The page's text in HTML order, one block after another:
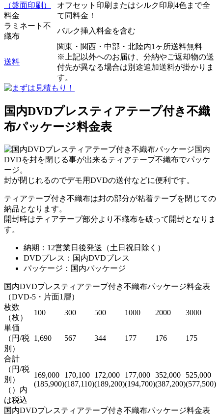
（盤面印刷）
料金
オフセット印刷またはシルク印刷4色まで全
て同料金！
ラミネート不
織布
バルク挿入料金を含む
送料
関東・関西・中部・北陸内1ヶ所送料無料
※上記以外へのお届け、分納やご返却物の送
付先が異なる場合は別途追加送料が掛かりま
す。
国内DVDプレスティアテープ付き不織
布パッケージ料金表
国内
DVDを封を閉じる事が出来るティアテープ不織布でパッケ
ージ。
封が閉じれるのでデモ用DVDの送付などに便利です。
ティアテープ付き不織布は封の部分が粘着テープを閉じての
納品となります。
開封時はティアテープ部分より不織布を破って開封となりま
す。
納期：12営業日後発送（土日祝日除く）
DVDプレス：国内DVDプレス
パッケージ：国内パッケージ
国内DVDプレスティアテープ付き不織布パッケージ料金表
（DVD-5・片面1層）
枚数
（枚）
100 300 500 1000 2000
3000
単価
（円/税
別）
1,690 567 344 177 176 175
合計
（円/税
別）
（）内
は税込
169,000
(185,900)
170,100
(187,110)
172,000
(189,200)
177,000
(194,700)
352,000
(387,200)
525,000
(577,500)
国内DVDプレスティアテープ付き不織布パッケージ料金表